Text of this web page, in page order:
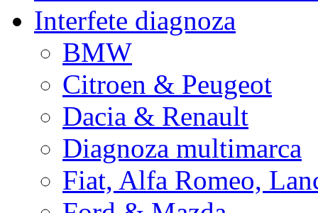
Interfete diagnoza
BMW
Citroen & Peugeot
Dacia & Renault
Diagnoza multimarca
Fiat, Alfa Romeo,